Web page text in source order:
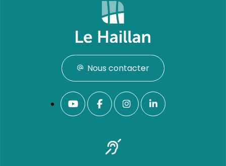
Nous contacter